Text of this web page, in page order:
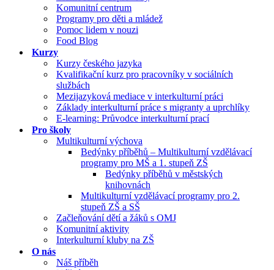
Komunitní centrum
Programy pro děti a mládež
Pomoc lidem v nouzi
Food Blog
Kurzy
Kurzy českého jazyka
Kvalifikační kurz pro pracovníky v sociálních
službách
Mezijazyková mediace v interkulturní práci
Základy interkulturní práce s migranty a uprchlíky
E-learning: Průvodce interkulturní prací
Pro školy
Multikulturní výchova
Bedýnky příběhů – Multikulturní vzdělávací
programy pro MŠ a 1. stupeň ZŠ
Bedýnky příběhů v městských
knihovnách
Multikulturní vzdělávací programy pro 2.
stupeň ZŠ a SŠ
Začleňování dětí a žáků s OMJ
Komunitní aktivity
Interkulturní kluby na ZŠ
O nás
Náš příběh